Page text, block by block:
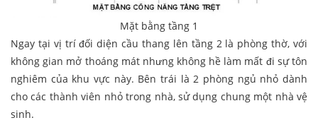
Mặt bằng tầng 1
Ngay tại vị trí đối diện cầu thang lên tầng 2 là phòng thờ, với
không gian mở thoáng mát nhưng không hề làm mất đi sự tôn
nghiêm của khu vực này. Bên trái là 2 phòng ngủ nhỏ dành
cho các thành viên nhỏ trong nhà, sử dụng chung một nhà vệ
sinh.